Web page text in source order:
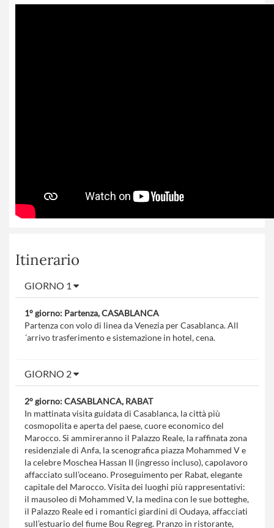
Itinerario
GIORNO 1
1° giorno: Partenza, CASABLANCA
Partenza con volo di linea da Venezia per Casablanca. All
´arrivo trasferimento e sistemazione in hotel, cena.
GIORNO 2
2° giorno: CASABLANCA, RABAT
In mattinata visita guidata di Casablanca, la città più
cosmopolita e aperta del paese, cuore economico del
Marocco. Si ammireranno il Palazzo Reale, la raffinata zona
residenziale di Anfa, la scenografica piazza Mohammed V e
la celebre Moschea Hassan II (ingresso incluso), capolavoro
affacciato sull’oceano. Proseguimento per Rabat, elegante
capitale del Marocco. Visita dei luoghi più rappresentativi:
il mausoleo di Mohammed V, la medina con le sue botteghe,
il Palazzo Reale ed i romantici giardini di Oudaya, affacciati
sull’estuario del fiume Bou Regreg. Pranzo in ristorante,